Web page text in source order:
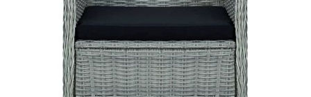
Когато плащате с NewPay, всъщност NewPay плаща
поръчката Ви вместо Вас. Вие я получавате и
разполагате с три начина да я платите към тях:
Отложено до 30 дни от момента на изпращане на
поръчката без оскъпяване. За покупки на стойност до
400 лв. / €204,52
Плащане на 4 вноски. Заплащате 20% от стойността на